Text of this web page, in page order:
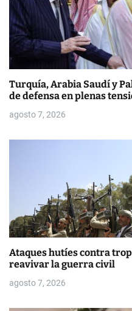
n
t
r
a
d
a
Turquía, Arabia Saudí y
de defensa en plenas
agosto 7, 2026
Ataques hutíes contra
reavivar la guerra civil
agosto 7, 2026